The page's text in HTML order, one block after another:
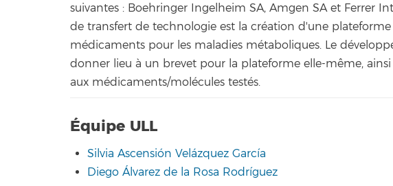
suivantes : Boehringer Ingelheim SA, Amgen SA et Ferrer
de transfert de technologie est la création d'une
médicaments pour les maladies métaboliques. Le
donner lieu à un brevet pour la plateforme elle-même,
aux médicaments/molécules testés.
Équipe ULL
Silvia Ascensión Velázquez García
Diego Álvarez de la Rosa Rodríguez